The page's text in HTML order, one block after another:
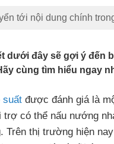
tới nội dung chính
dưới đây sẽ gợi ý đến
cùng tìm hiểu ngay
suất được đánh giá là
trợ có thể nấu nướng
Trên thị trường hiện